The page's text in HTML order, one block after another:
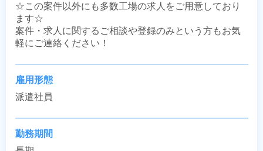
☆この案件以外にも多数工場の求人をご用意しており
ます☆
案件・求人に関するご相談や登録のみという方もお気
軽にご連絡ください！
雇用形態
派遣社員
勤務期間